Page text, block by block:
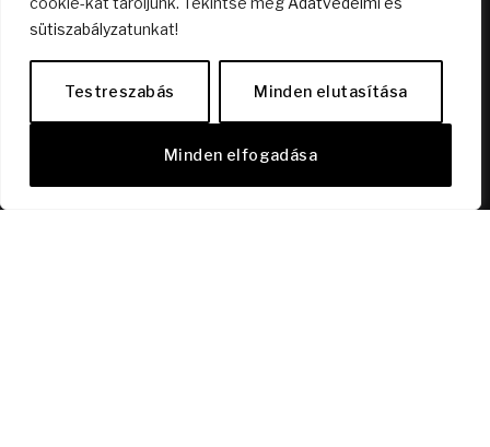
sütiszabályzatunkat!
Testreszabás Minden elutasítása
Minden elfogadása
Nyitott terű lakás? Mire jó az?
2026.04.23.
Dísz a polcon vagy élmény a mélyben? – A bor,
ami kimozdít!